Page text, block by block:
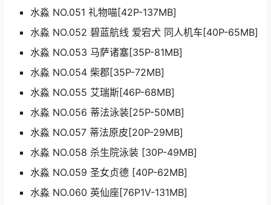
水淼 NO.051 礼物喵[42P-137MB]
水淼 NO.052 碧蓝航线 爱宕犬 同人机车[40P-65MB]
水淼 NO.053 马萨诸塞[35P-81MB]
水淼 NO.054 柴郡[35P-72MB]
水淼 NO.055 艾瑞斯[46P-68MB]
水淼 NO.056 蒂法泳装[25P-50MB]
水淼 NO.057 蒂法原皮[20P-29MB]
水淼 NO.058 杀生院泳装 [30P-49MB]
水淼 NO.059 圣女贞德 [40P-62MB]
水淼 NO.060 英仙座[76P1V-131MB]